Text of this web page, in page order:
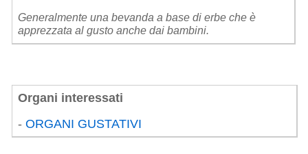
Generalmente una bevanda a base di erbe che è
apprezzata al gusto anche dai bambini.
Organi interessati
-ORGANI GUSTATIVI